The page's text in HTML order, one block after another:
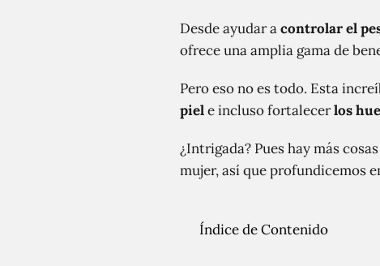
Desde ayudar acontrolar el
ofrece una amplia gama de
Pero eso no es todo. Esta
piele incluso fortalecerlos
¿Intrigada? Pues hay más
mujer, así que profundicemos
Índice de Contenido